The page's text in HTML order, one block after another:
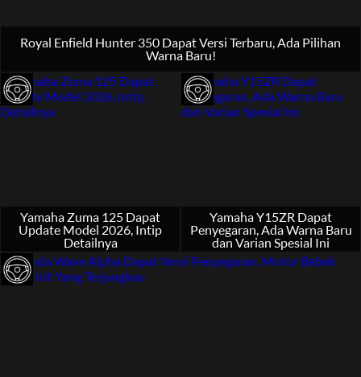
Royal Enfield Hunter 350 Dapat Versi Terbaru, Ada Pilihan
Warna Baru!
Yamaha Zuma 125 Dapat
Update Model 2026, Intip
Detailnya
Yamaha Y15ZR Dapat
Penyegaran, Ada Warna Baru
dan Varian Spesial Ini